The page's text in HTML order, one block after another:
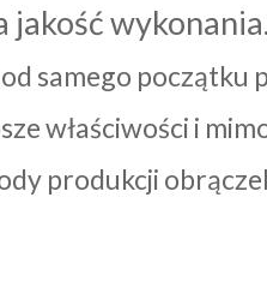
jakość wykonania.
samego
właściwości i
produkcji